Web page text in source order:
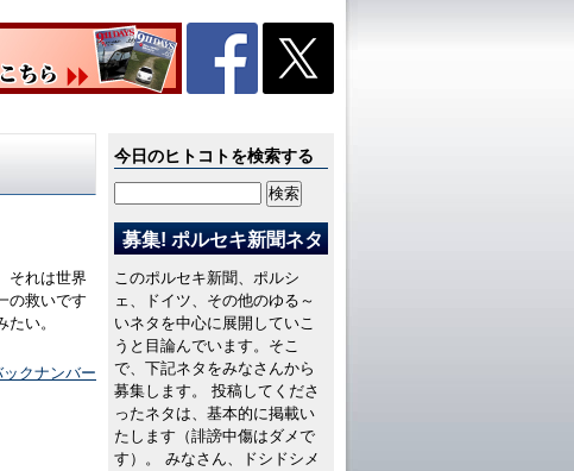
それは世界
の救いです
い。
ックナンバー
今日のヒトコトを検索する
募集! ポルセキ新聞ネタ
このポルセキ新聞、ポルシ
ェ、ドイツ、その他のゆる～
いネタを中心に展開していこ
うと目論んでいます。そこ
で、下記ネタをみなさんから
募集します。 投稿してくださ
ったネタは、基本的に掲載い
たします（誹謗中傷はダメで
す）。 みなさん、ドシドシメ